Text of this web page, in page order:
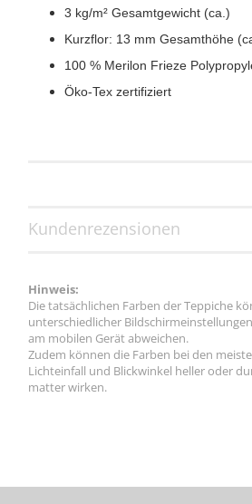
3 kg/m² Gesamtgewicht (ca.)
Kurzflor: 13 mm Gesamthöhe
100 % Merilon Frieze
Öko-Tex zertifiziert
Kundenrezensionen
Hinweis:
Die tatsächlichen Farben der Teppiche
unterschiedlicher
am mobilen Gerät abweichen.
Zudem können die Farben bei den
Lichteinfall und Blickwinkel heller oder
matter wirken.